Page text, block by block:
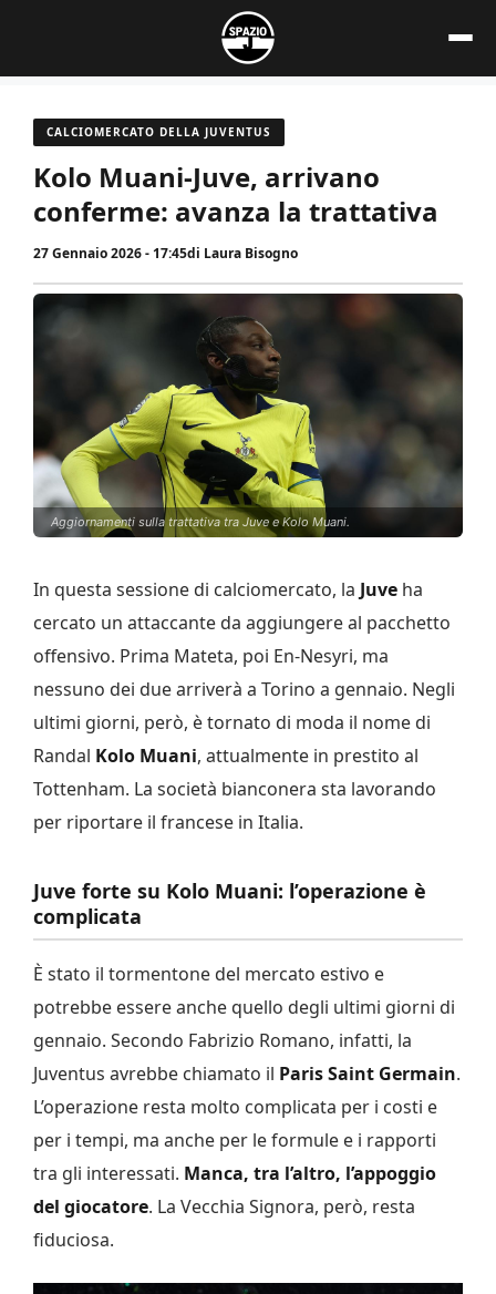
contenuto
CALCIOMERCATO DELLA JUVENTUS
Kolo Muani-Juve, arrivano
conferme: avanza la trattativa
27 Gennaio 2026 - 17:45di Laura Bisogno
Aggiornamenti sulla trattativa tra Juve e Kolo Muani.
In questa sessione di calciomercato, la Juve ha
cercato un attaccante da aggiungere al pacchetto
offensivo. Prima Mateta, poi En-Nesyri, ma
nessuno dei due arriverà a Torino a gennaio. Negli
ultimi giorni, però, è tornato di moda il nome di
Randal Kolo Muani, attualmente in prestito al
Tottenham. La società bianconera sta lavorando
per riportare il francese in Italia.
Juve forte su Kolo Muani: l’operazione è
complicata
È stato il tormentone del mercato estivo e
potrebbe essere anche quello degli ultimi giorni di
gennaio. Secondo Fabrizio Romano, infatti, la
Juventus avrebbe chiamato il Paris Saint Germain.
L’operazione resta molto complicata per i costi e
per i tempi, ma anche per le formule e i rapporti
tra gli interessati. Manca, tra l’altro, l’appoggio
del giocatore. La Vecchia Signora, però, resta
fiduciosa.